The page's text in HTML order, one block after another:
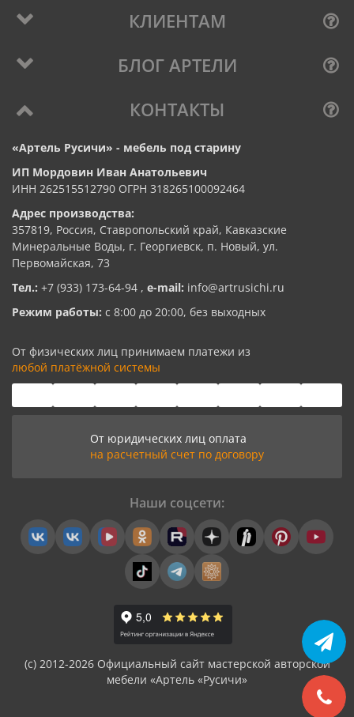
КЛИЕНТАМ
БЛОГ АРТЕЛИ
КОНТАКТЫ
«Артель Русичи» - мебель под старину
ИП Мордовин Иван Анатольевич
ИНН 262515512790 ОГРН 318265100092464
Адрес производства:
357819, Россия, Ставропольский край, Кавказские
Минеральные Воды, г. Георгиевск, п. Новый, ул.
Первомайская, 73
Тел.: +7 (933) 173-64-94 , e-mail: info@artrusichi.ru
Режим работы: с 8:00 до 20:00, без выходных
От физических лиц принимаем платежи из
любой платёжной системы
От юридических лиц оплата
на расчетный счет по договору
(с) 2012-2026 Официальный сайт мастерской авторской
мебели «Артель «Русичи»
Наши соцсети: